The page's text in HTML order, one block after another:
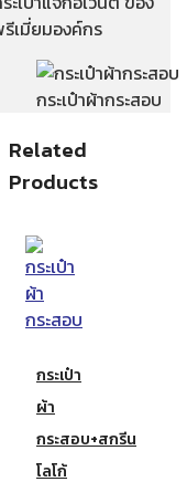
เมี่ยมองค์กร
กระเป๋าผ้ากระสอบ
Related
Products
กระเป๋า
ผ้า
กระสอบ+สกรีน
โลโก้